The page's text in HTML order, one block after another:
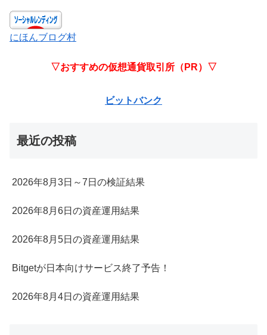
にほんブログ村
▽おすすめの仮想通貨取引所（PR）▽
ビットバンク
最近の投稿
2026年8月3日～7日の検証結果
2026年8月6日の資産運用結果
2026年8月5日の資産運用結果
Bitgetが日本向けサービス終了予告！
2026年8月4日の資産運用結果